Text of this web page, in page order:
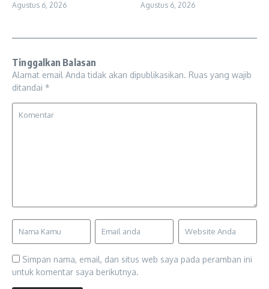
Agustus 6, 2026 Agustus 6, 2026
Tinggalkan Balasan
Alamat email Anda tidak akan dipublikasikan. Ruas yang wajib
ditandai *
Simpan nama, email, dan situs web saya pada peramban ini
untuk komentar saya berikutnya.